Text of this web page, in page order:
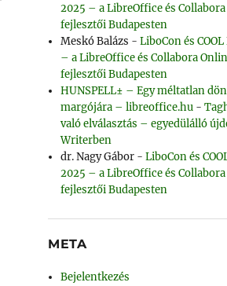
2025 – a LibreOffice és
fejlesztői Budapesten
Meskó Balázs -LiboCon és
– a LibreOffice és Collabora
fejlesztői Budapesten
HUNSPELL± – Egy méltatlan
margójára – libreoffice.hu -
való elválasztás – egyedülálló
Writerben
dr. Nagy Gábor -LiboCon és
2025 – a LibreOffice és
fejlesztői Budapesten
META
Bejelentkezés